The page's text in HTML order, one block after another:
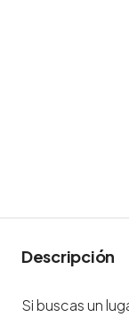
Descripción
Si buscas un